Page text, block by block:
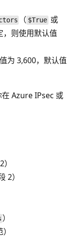
（ $True或
，则使用默认值
为 3,600，默认值
Azure IPsec 或
2）
）